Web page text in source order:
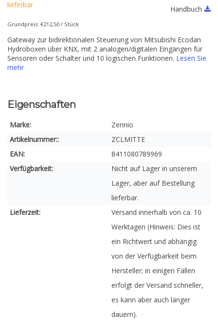
lieferbar.
Handbuch
Grundpreis: €212,50 / Stück
Gateway zur bidirektionalen Steuerung von Mitsubishi Ecodan
Hydroboxen über KNX, mit 2 analogen/digitalen Eingängen für
Sensoren oder Schalter und 10 logischen Funktionen. Lesen Sie
mehr
Eigenschaften
Marke:
Zennio
Artikelnummer::
ZCLMITTE
EAN:
8411080789969
Verfügbarkeit:
Nicht auf Lager in unserem
Lager, aber auf Bestellung
lieferbar.
Lieferzeit:
Versand innerhalb von ca. 10
Werktagen (Hinweis: Dies ist
ein Richtwert und abhängig
von der Verfügbarkeit beim
Hersteller; in einigen Fällen
erfolgt der Versand schneller,
es kann aber auch länger
dauern).